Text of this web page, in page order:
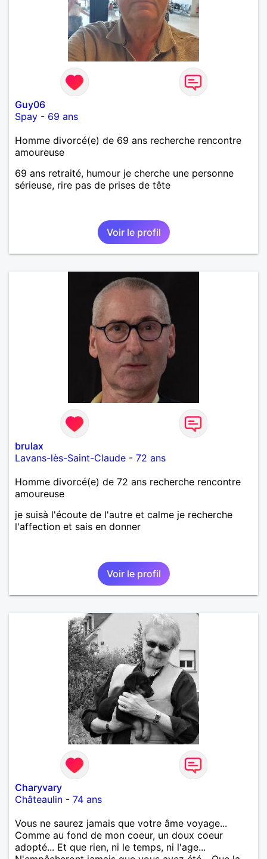
Guy06
Spay - 69 ans
Homme divorcé(e) de 69 ans recherche rencontre
amoureuse
69 ans retraité, humour je cherche une personne
sérieuse, rire pas de prises de tête
Voir le profil
brulax
Lavans-lès-Saint-Claude - 72 ans
Homme divorcé(e) de 72 ans recherche rencontre
amoureuse
je suisà l'écoute de l'autre et calme je recherche
l'affection et sais en donner
Voir le profil
Charyvary
Châteaulin - 74 ans
Vous ne saurez jamais que votre âme voyage...
Comme au fond de mon coeur, un doux coeur
adopté... Et que rien, ni le temps, ni l'age...